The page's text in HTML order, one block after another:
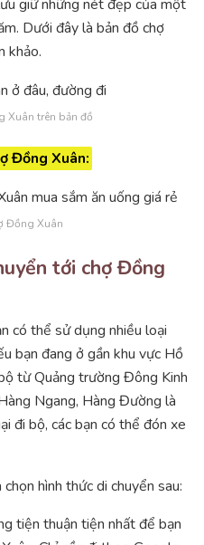
giữ những nét đẹp của một
Dưới đây là bản đồ chợ
khảo.
Xuân trên bản đồ
Đồng Xuân:
Đồng Xuân
tới chợ Đồng
có thể sử dụng nhiều loại
bạn đang ở gần khu vực Hồ
từ Quảng trường Đông Kinh
Ngang, Hàng Đường là
đi bộ, các bạn có thể đón xe
hình thức di chuyển sau:
tiện thuận tiện nhất để bạn